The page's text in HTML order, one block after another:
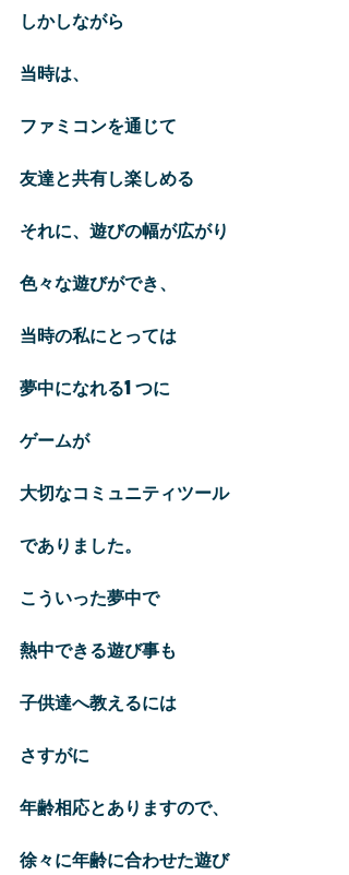
しかしながら
当時は、
ファミコンを通じて
友達と共有し楽しめる
それに、遊びの幅が広がり
色々な遊びができ、
当時の私にとっては
夢中になれる1つに
ゲームが
大切なコミュニティツール
でありました。
こういった夢中で
熱中できる遊び事も
子供達へ教えるには
さすがに
年齢相応とありますので、
徐々に年齢に合わせた遊び